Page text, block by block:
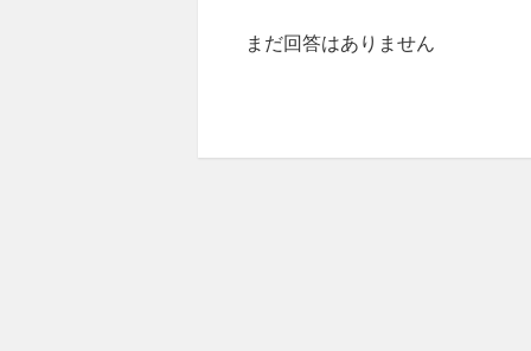
まだ回答はありません